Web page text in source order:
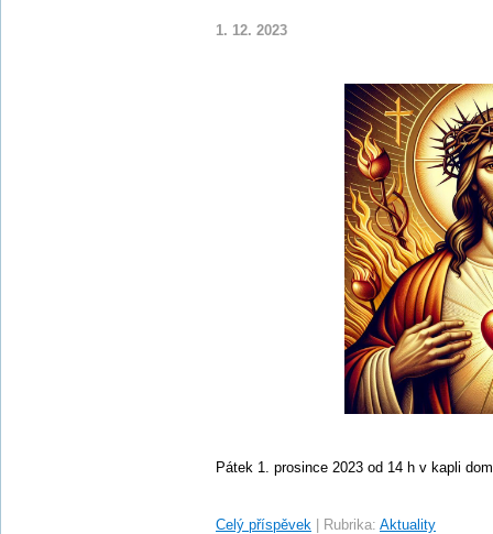
1. 12. 2023
Pátek 1. prosince 2023 od 14 h v kapli
Celý příspěvek Rubrika: Aktuality